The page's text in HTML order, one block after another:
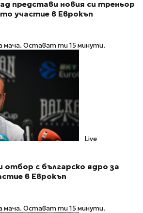
представи новия си треньор
участие в Еврокъп
мача. Остават ти 15 минути.
Live
отбор с българско ядро за
в Еврокъп
мача. Остават ти 15 минути.